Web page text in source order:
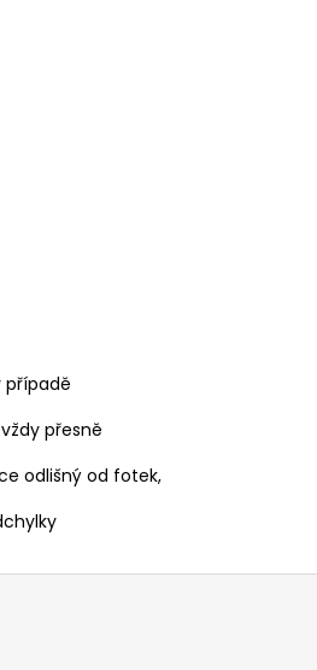
případě
přesně
odlišný od fotek,